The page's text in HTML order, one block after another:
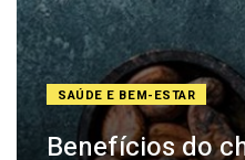
SAÚDE E BEM-ESTAR
Benefícios do